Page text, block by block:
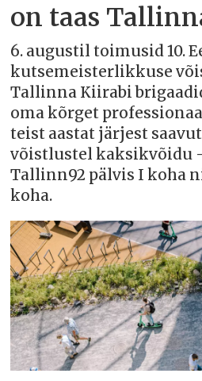
on taas
6. augustil toimusid 10.
kutsemeisterlikkuse
Tallinna Kiirabi
oma kõrget
teist aastat järjest
võistlustel kaksikvõidu
Tallinn92 pälvis I koha
koha.